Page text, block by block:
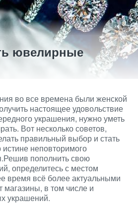
ювелирные
во все времена были женской
настоящее удовольствие
украшения, нужно уметь
Вот несколько советов,
правильный выбор и стать
неповторимого
пополнить свою
определитесь с местом
время всё более актуальными
магазины, в том числе и
украшений.